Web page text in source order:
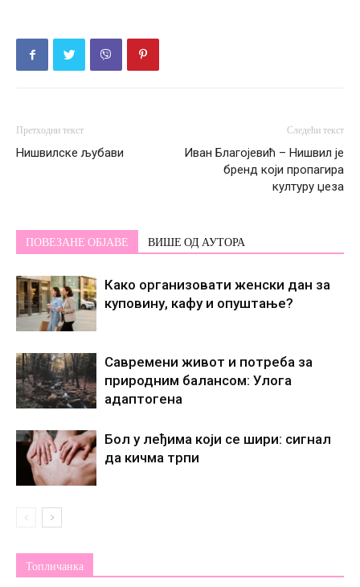
Претходни текст
Нишвилске љубави
Следећи текст
Иван Благојевић – Нишвил је
бренд који пропагира
културу џеза
ПОВЕЗАНЕ ОБЈАВЕ ВИШЕ ОД АУТОРА
Како организовати женски дан за
куповину, кафу и опуштање?
Савремени живот и потреба за
природним балансом: Улога
адаптогена
Бол у леђима који се шири: сигнал
да кичма трпи
Топличанка